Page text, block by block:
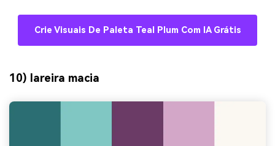
Crie Visuais De Paleta Teal Plum Com IA Grátis
10) lareira macia